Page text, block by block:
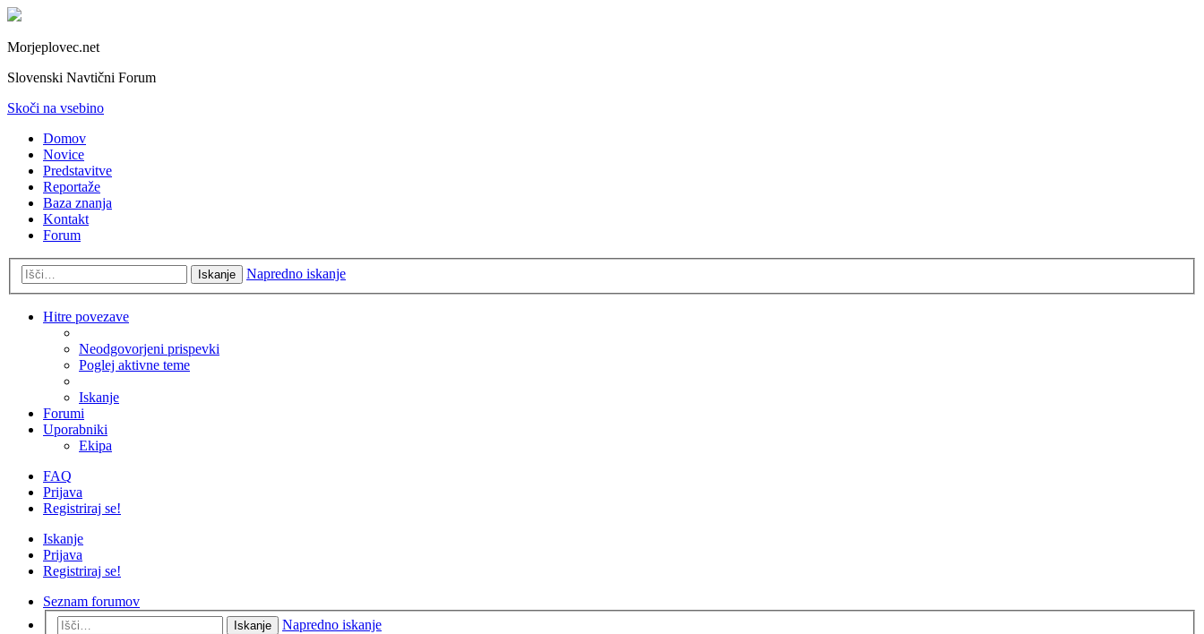
Morjeplovec.net
Slovenski Navtični Forum
Skoči na vsebino
Domov
Novice
Predstavitve
Reportaže
Baza znanja
Kontakt
Forum
Iskanje Napredno iskanje
Hitre povezave
Neodgovorjeni prispevki
Poglej aktivne teme
Iskanje
Forumi
Uporabniki
Ekipa
FAQ
Prijava
Registriraj se!
Iskanje
Prijava
Registriraj se!
Seznam forumov
Iskanje
Napredno iskanje